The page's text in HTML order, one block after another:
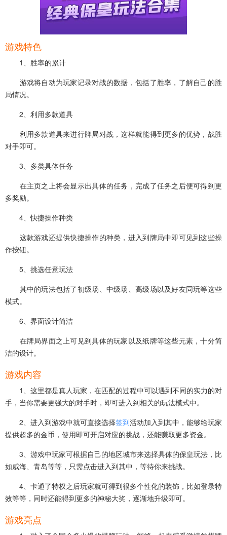
游戏特色
1、胜率的累计
游戏将自动为玩家记录对战的数据，包括了胜率，了解自己的胜
局情况。
2、利用多款道具
利用多款道具来进行牌局对战，这样就能得到更多的优势，战胜
对手即可。
3、多类具体任务
在主页之上将会显示出具体的任务，完成了任务之后便可得到更
多奖励。
4、快捷操作种类
这款游戏还提供快捷操作的种类，进入到牌局中即可见到这些操
作按钮。
5、挑选任意玩法
其中的玩法包括了初级场、中级场、高级场以及好友同玩等这些
模式。
6、界面设计简洁
在牌局界面之上可见到具体的玩家以及纸牌等这些元素，十分简
洁的设计。
游戏内容
1、这里都是真人玩家，在匹配的过程中可以遇到不同的实力的对
手，当你需要更强大的对手时，即可进入到相关的玩法模式中。
2、进入到游戏中就可直接选择签到活动加入到其中，能够给玩家
提供超多的金币，使用即可开启对应的挑战，还能赚取更多资金。
3、游戏中玩家可根据自己的地区城市来选择具体的保皇玩法，比
如威海、青岛等等，只需点击进入到其中，等待你来挑战。
4、卡通了特权之后玩家就可得到很多个性化的装饰，比如登录特
效等等，同时还能得到更多的神秘大奖，逐渐地升级即可。
游戏亮点